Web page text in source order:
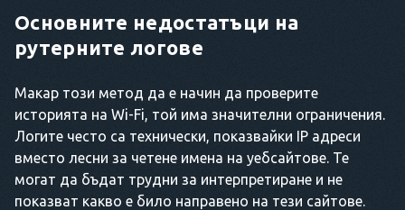
Основните недостатъци на
рутерните логове
Макар този метод да е начин да проверите
историята на Wi-Fi, той има значителни ограничения.
Логите често са технически, показвайки IP адреси
вместо лесни за четене имена на уебсайтове. Те
могат да бъдат трудни за интерпретиране и не
показват какво е било направено на тези сайтове.